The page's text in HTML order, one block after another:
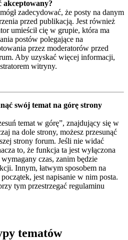
akceptowany?
zadecydować, że posty na danym
przed publikacją. Jest również
umieścił cię w grupie, która ma
postów polegające na
przez moderatorów przed
Aby uzyskać więcej informacji,
witryny.
swój temat na górę strony
temat w górę”, znajdujący się w
na dole strony, możesz przesunąć
strony forum. Jeśli nie widać
to, że funkcja ta jest wyłączona
wymagany czas, zanim będzie
Innym, łatwym sposobem na
jest napisanie w nim posta.
tym przestrzegać regulaminu
tematów